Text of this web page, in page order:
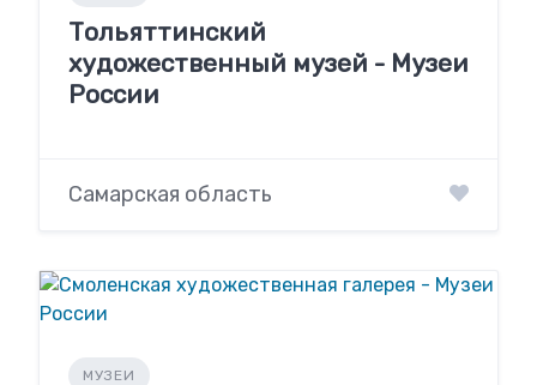
Тольяттинский
художественный музей - Музеи
России
Самарская область
МУЗЕИ